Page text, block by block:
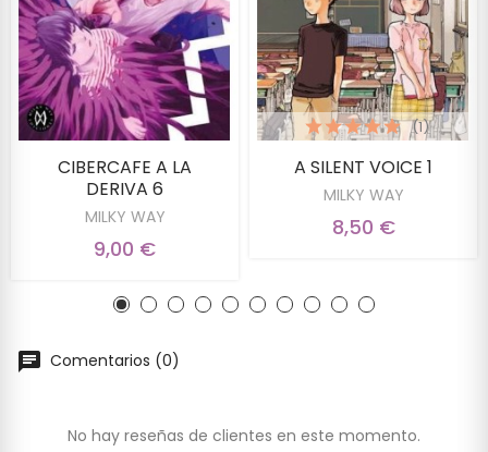
CIBERCAFE A LA
DERIVA 6
MILKY WAY
9,00 €
A SILENT VOICE 1
MILKY WAY
(1)
8,50 €
Comentarios (0)
No hay reseñas de clientes en este momento.